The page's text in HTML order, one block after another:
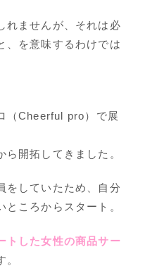
れませんが、それは必
、を意味するわけでは
（Cheerful pro）で展
開拓してきました。
をしていたため、自分
ころからスタート。
トした女性の商品サー
。